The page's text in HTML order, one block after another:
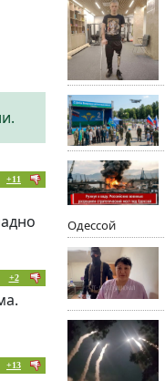
Одессой
+11
+2
+13